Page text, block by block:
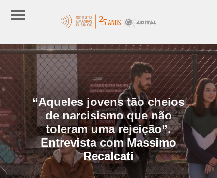
“Aqueles jovens tão cheios
de narcisismo que não
toleram uma rejeição”.
Entrevista com Massimo
Recalcati